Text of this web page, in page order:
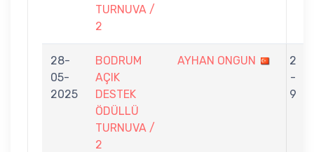
TURNUVA /
2
28-
05-
2025
BODRUM
AÇIK
DESTEK
ÖDÜLLÜ
TURNUVA /
2
AYHAN ONGUN
2
-
9